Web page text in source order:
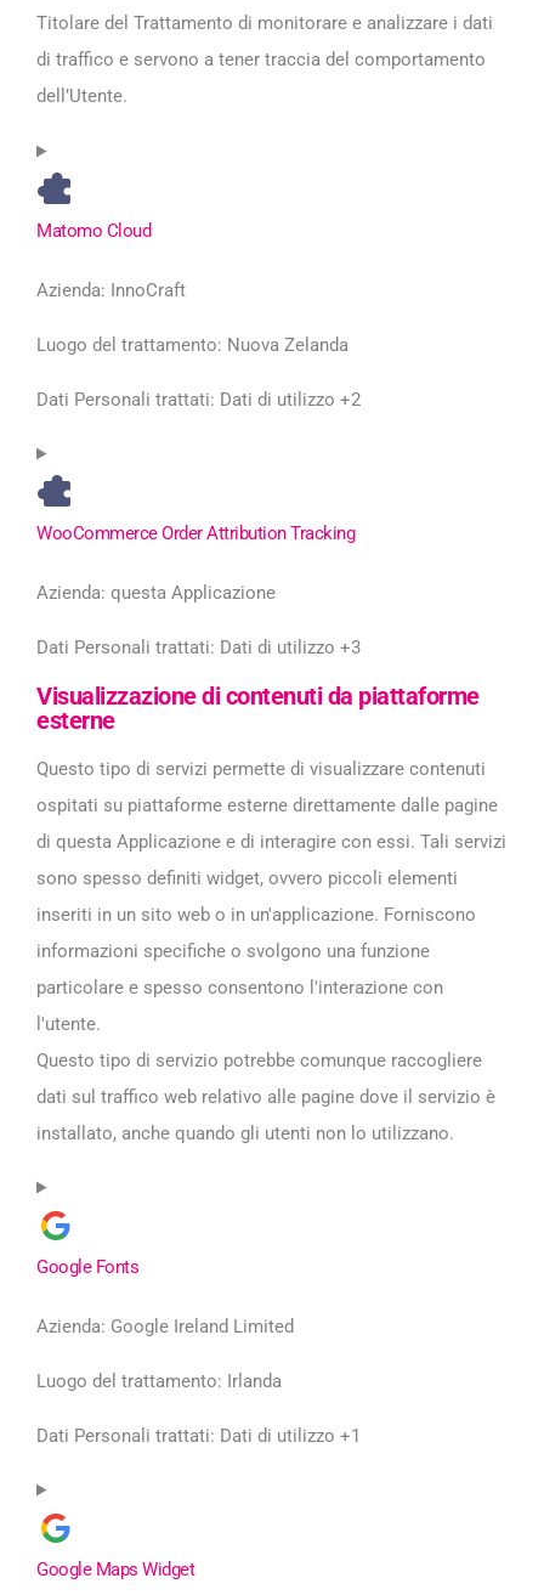
Titolare del Trattamento di monitorare e analizzare i dati
di traffico e servono a tener traccia del comportamento
dell’Utente.
Matomo Cloud
Azienda: InnoCraft
Luogo del trattamento: Nuova Zelanda
Dati Personali trattati: Dati di utilizzo +2
WooCommerce Order Attribution Tracking
Azienda: questa Applicazione
Dati Personali trattati: Dati di utilizzo +3
Visualizzazione di contenuti da piattaforme
esterne
Questo tipo di servizi permette di visualizzare contenuti
ospitati su piattaforme esterne direttamente dalle pagine
di questa Applicazione e di interagire con essi. Tali servizi
sono spesso definiti widget, ovvero piccoli elementi
inseriti in un sito web o in un'applicazione. Forniscono
informazioni specifiche o svolgono una funzione
particolare e spesso consentono l'interazione con
l'utente.
Questo tipo di servizio potrebbe comunque raccogliere
dati sul traffico web relativo alle pagine dove il servizio è
installato, anche quando gli utenti non lo utilizzano.
Google Fonts
Azienda: Google Ireland Limited
Luogo del trattamento: Irlanda
Dati Personali trattati: Dati di utilizzo +1
Google Maps Widget